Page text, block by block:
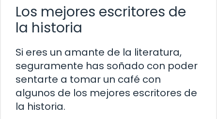
Los mejores escritores de
la historia
Si eres un amante de la literatura,
seguramente has soñado con poder
sentarte a tomar un café con
algunos de los mejores escritores de
la historia.